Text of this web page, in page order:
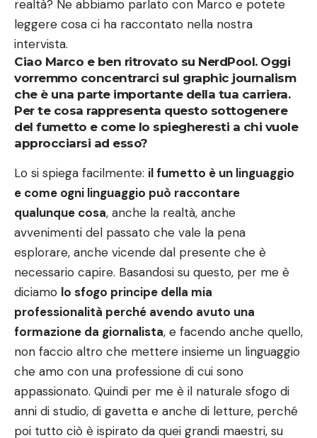
realtà? Ne abbiamo parlato con Marco e potete
leggere cosa ci ha raccontato nella nostra
intervista.
Ciao Marco e ben ritrovato su NerdPool. Oggi
vorremmo concentrarci sul graphic journalism
che è una parte importante della tua carriera.
Per te cosa rappresenta questo sottogenere
del fumetto e come lo spiegheresti a chi vuole
approcciarsi ad esso?
Lo si spiega facilmente: il fumetto è un linguaggio
e come ogni linguaggio può raccontare
qualunque cosa, anche la realtà, anche
avvenimenti del passato che vale la pena
esplorare, anche vicende dal presente che è
necessario capire. Basandosi su questo, per me è
diciamo lo sfogo principe della mia
professionalità perché avendo avuto una
formazione da giornalista, e facendo anche quello,
non faccio altro che mettere insieme un linguaggio
che amo con una professione di cui sono
appassionato. Quindi per me è il naturale sfogo di
anni di studio, di gavetta e anche di letture, perché
poi tutto ciò è ispirato da quei grandi maestri, su